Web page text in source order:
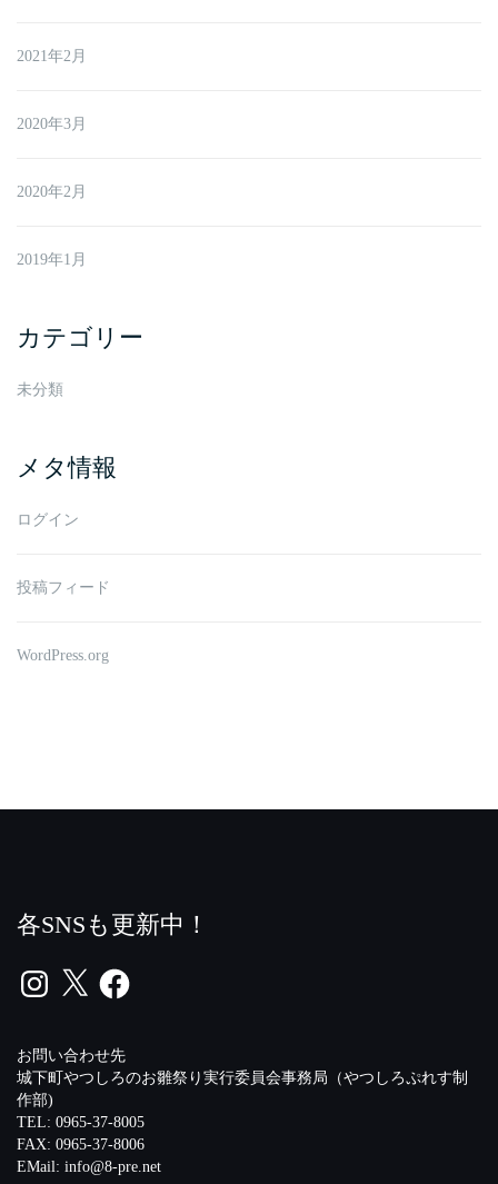
2021年2月
2020年3月
2020年2月
2019年1月
カテゴリー
未分類
メタ情報
ログイン
投稿フィード
WordPress.org
各SNSも更新中！
Instagram
X Facebook
お問い合わせ先
城下町やつしろのお雛祭り実行委員会事務局（やつしろぷれす制
作部)
TEL: 0965-37-8005
FAX: 0965-37-8006
EMail: info@8-pre.net